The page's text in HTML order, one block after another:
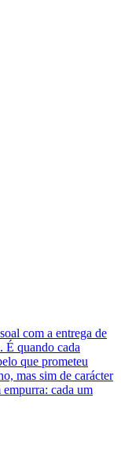
com a entrega de
É quando cada
que prometeu
mas sim de carácter
cada um